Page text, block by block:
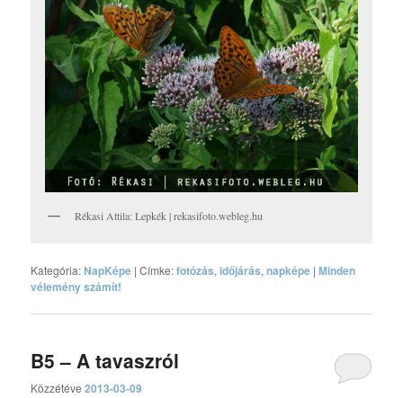
Rékasi Attila: Lepkék | rekasifoto.webleg.hu
Kategória:NapKépe |Címke:fotózás,időjárás,napképe |Minden
vélemény számít!
B5 – A tavaszról
Közzétéve2013-03-09